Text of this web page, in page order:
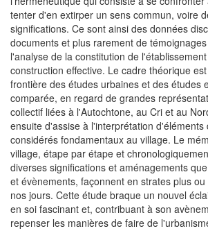
tenter d'en extirper un sens commun, voire
significations. Ce sont ainsi des données
documents et plus rarement de
l'analyse de la constitution de
construction effective. Le cadre théorique
frontière des études urbaines et des études
comparée, en regard de grandes
collectif liées à l'Autochtone, au Cri et au
ensuite d'assise à l'interprétation
considérés fondamentaux au village. Le
village, étape par étape et
diverses significations et aménagements
et évènements, façonnent en strates plus
nos jours. Cette étude braque un nouvel
en soi fascinant et, contribuant à son
repenser les manières de faire de